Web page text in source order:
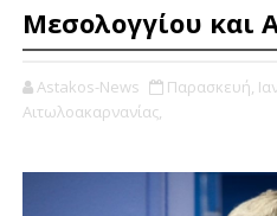
Μεσολογγίου και
Astakos-News Παρασκευή,
Αιτωλοακαρνανίας,